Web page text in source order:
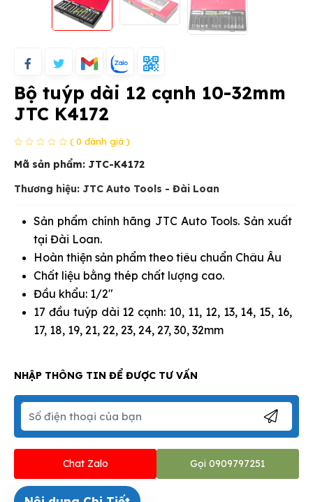
Bộ tuýp dài 12 cạnh 10-32mm
JTC K4172
( 0 đánh giá )
Mã sản phẩm: JTC-K4172
Thương hiệu: JTC Auto Tools - Đài Loan
Sản phẩm chính hãng JTC Auto Tools. Sản xuất
tại Đài Loan.
Hoàn thiện sản phẩm theo tiêu chuẩn Châu Âu
Chất liệu bằng thép chất lượng cao.
Đầu khẩu: 1/2"
17 đầu tuýp dài 12 cạnh: 10, 11, 12, 13, 14, 15, 16,
17, 18, 19, 21, 22, 23, 24, 27, 30, 32mm
NHẬP THÔNG TIN ĐỂ ĐƯỢC TƯ VẤN
Chat Zalo Gọi 0909797251